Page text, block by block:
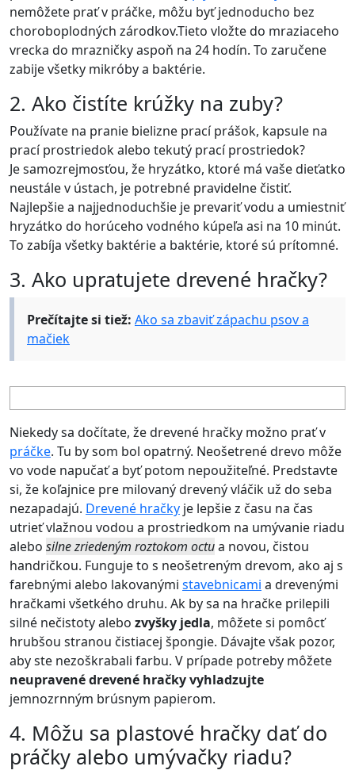
nemôžete prať v práčke, môžu byť jednoducho bez
choroboplodných zárodkov.Tieto vložte do mraziaceho
vrecka do mrazničky aspoň na 24 hodín. To zaručene
zabije všetky mikróby a baktérie.
2. Ako čistíte krúžky na zuby?
Používate na pranie bielizne prací prášok, kapsule na
prací prostriedok alebo tekutý prací prostriedok?
Je samozrejmosťou, že hryzátko, ktoré má vaše dieťatko
neustále v ústach, je potrebné pravidelne čistiť.
Najlepšie a najjednoduchšie je prevariť vodu a umiestniť
hryzátko do horúceho vodného kúpeľa asi na 10 minút.
To zabíja všetky baktérie a baktérie, ktoré sú prítomné.
3. Ako upratujete drevené hračky?
Prečítajte si tiež: Ako sa zbaviť zápachu psov a
mačiek
Niekedy sa dočítate, že drevené hračky možno prať v
práčke. Tu by som bol opatrný. Neošetrené drevo môže
vo vode napučať a byť potom nepoužiteľné. Predstavte
si, že koľajnice pre milovaný drevený vláčik už do seba
nezapadajú. Drevené hračky je lepšie z času na čas
utrieť vlažnou vodou a prostriedkom na umývanie riadu
alebo silne zriedeným roztokom octua novou, čistou
handričkou. Funguje to s neošetreným drevom, ako aj s
farebnými alebo lakovanými stavebnicami a drevenými
hračkami všetkého druhu. Ak by sa na hračke prilepili
silné nečistoty alebo zvyšky jedla, môžete si pomôcť
hrubšou stranou čistiacej špongie. Dávajte však pozor,
aby ste nezoškrabali farbu. V prípade potreby môžete
neupravené drevené hračky vyhladzujte
jemnozrnným brúsnym papierom.
4. Môžu sa plastové hračky dať do
práčky alebo umývačky riadu?